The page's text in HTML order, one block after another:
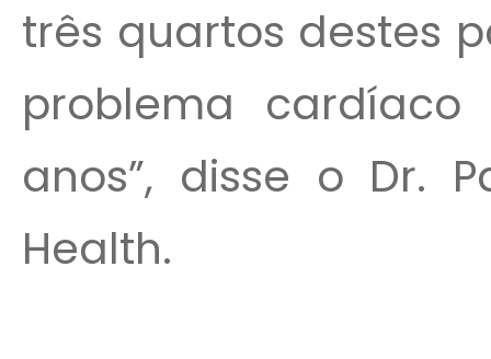
três quartos destes
problema
anos”, disse o Dr.
Health.